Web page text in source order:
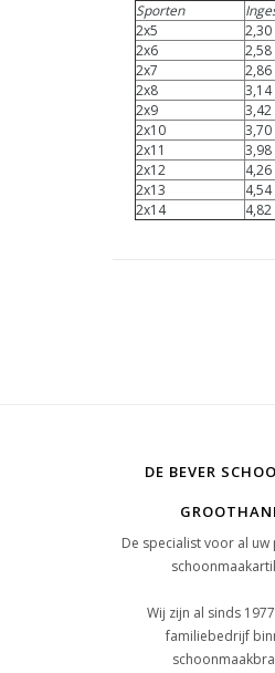
Sporten
2x5
2x6
2x7
2x8
2x9
2x10
2x11
2x12
2x13
2x14
DE BEVER
De specialist voor al
Wij zijn al sinds
familiebedrijf